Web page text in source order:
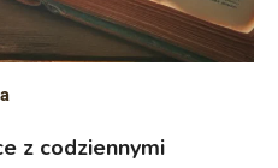
z codziennymi